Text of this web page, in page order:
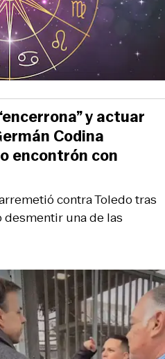
contra Toledo tras
desmentir una de las
y actuar
Codina
encontrón con